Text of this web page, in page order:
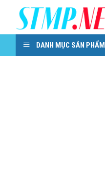
content
DANH MỤC SẢN PHẨM